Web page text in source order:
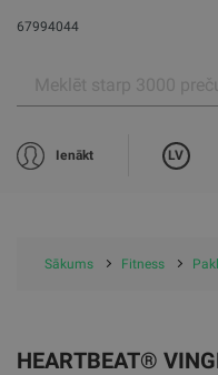
67994044
Ienākt LV
Sākums Fitness
HEARTBEAT®